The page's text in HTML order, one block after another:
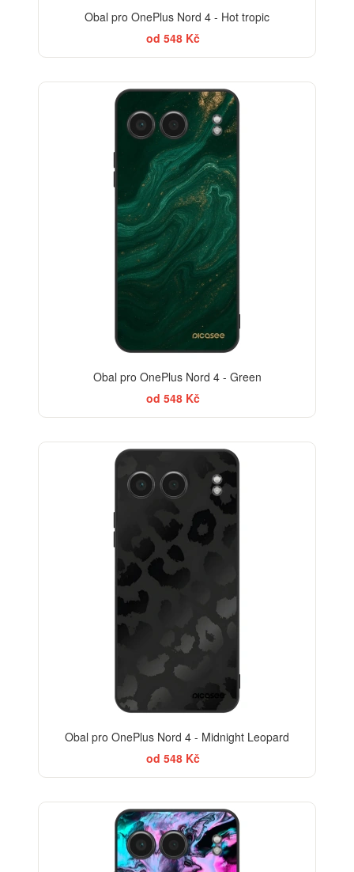
Obal pro OnePlus Nord 4 - Hot tropic
od 548 Kč
Obal pro OnePlus Nord 4 - Green
od 548 Kč
Obal pro OnePlus Nord 4 - Midnight Leopard
od 548 Kč